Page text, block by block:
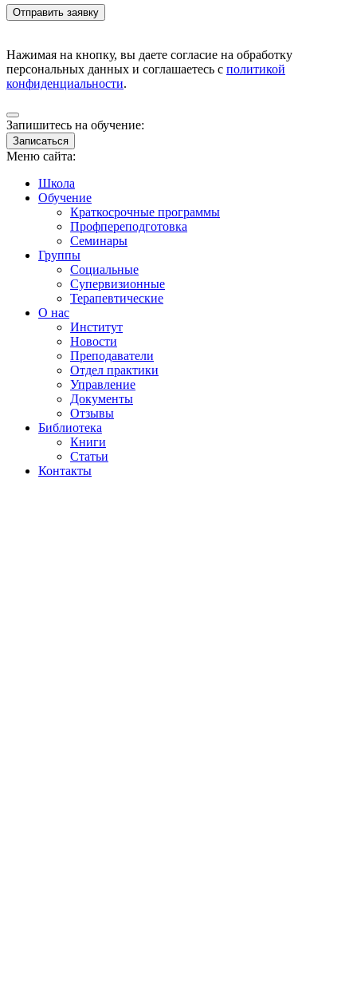
Нажимая на кнопку, вы даете согласие на обработку
персональных данных и соглашаетесь с политикой
конфиденциальности.
Запишитесь на обучение:
Записаться
Меню сайта:
Школа
Обучение
Краткосрочные программы
Профпереподготовка
Семинары
Группы
Социальные
Супервизионные
Терапевтические
О нас
Институт
Новости
Преподаватели
Отдел практики
Управление
Документы
Отзывы
Библиотека
Книги
Статьи
Контакты